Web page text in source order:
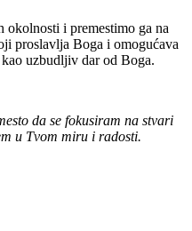
okolnosti i premestimo ga na
proslavlja Boga i omogućava
uzbudljiv dar od Boga.
da se fokusiram na stvari
u Tvom miru i radosti.